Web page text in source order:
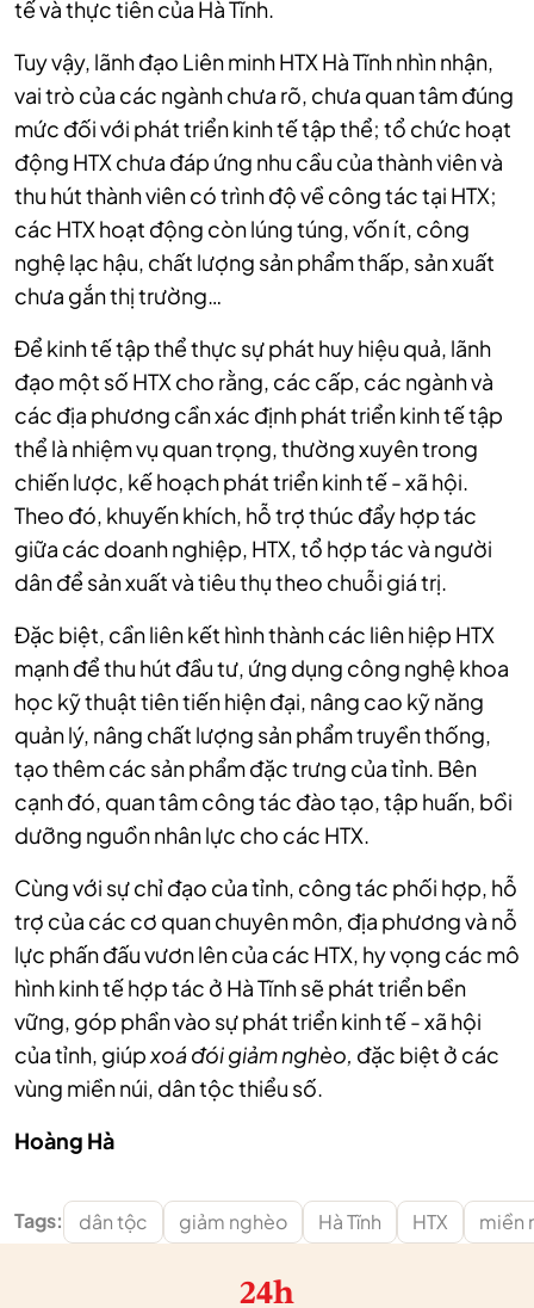
tế và thực tiễn của Hà Tĩnh.
Tuy vậy, lãnh đạo Liên minh HTX Hà Tĩnh nhìn nhận,
vai trò của các ngành chưa rõ, chưa quan tâm đúng
mức đối với phát triển kinh tế tập thể; tổ chức hoạt
động HTX chưa đáp ứng nhu cầu của thành viên và
thu hút thành viên có trình độ về công tác tại HTX;
các HTX hoạt động còn lúng túng, vốn ít, công
nghệ lạc hậu, chất lượng sản phẩm thấp, sản xuất
chưa gắn thị trường…
Để kinh tế tập thể thực sự phát huy hiệu quả, lãnh
đạo một số HTX cho rằng, các cấp, các ngành và
các địa phương cần xác định phát triển kinh tế tập
thể là nhiệm vụ quan trọng, thường xuyên trong
chiến lược, kế hoạch phát triển kinh tế - xã hội.
Theo đó, khuyến khích, hỗ trợ thúc đẩy hợp tác
giữa các doanh nghiệp, HTX, tổ hợp tác và người
dân để sản xuất và tiêu thụ theo chuỗi giá trị.
Đặc biệt, cần liên kết hình thành các liên hiệp HTX
mạnh để thu hút đầu tư, ứng dụng công nghệ khoa
học kỹ thuật tiên tiến hiện đại, nâng cao kỹ năng
quản lý, nâng chất lượng sản phẩm truyền thống,
tạo thêm các sản phẩm đặc trưng của tỉnh. Bên
cạnh đó, quan tâm công tác đào tạo, tập huấn, bồi
dưỡng nguồn nhân lực cho các HTX.
Cùng với sự chỉ đạo của tỉnh, công tác phối hợp, hỗ
trợ của các cơ quan chuyên môn, địa phương và nỗ
lực phấn đấu vươn lên của các HTX, hy vọng các mô
hình kinh tế hợp tác ở Hà Tĩnh sẽ phát triển bền
vững, góp phần vào sự phát triển kinh tế - xã hội
của tỉnh, giúpxoá đói giảm nghèo, đặc biệt ở các
vùng miền núi, dân tộc thiểu số.
Hoàng Hà
Tags: dân tộc giảm nghèo Hà Tĩnh HTX miền
24h